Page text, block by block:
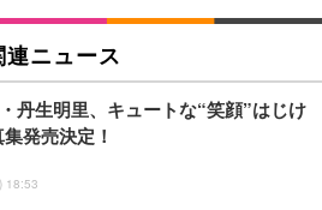
オフィスチェア／デスクチェア メッシ
間工学 疲れない ブラック
ィスチェア デスクチェア 疲れない テレ
強化バックレスト 30度ロッキング機
椅子 腰サポート 90度跳ね上げ式アーム
ス向けプレミアムモニター | FlexScan
ゲーミングモニター DualSense 充電
CFI-ZDM1J）
シック ペットシーツ 厚型 ワイド 42枚
ホワイト(吸収面:ライトブルー)
イフ ネオ・オムツ L 中型犬用 26枚入
連ニュース
丹生明里、キュートな“笑顔”はじけ
発売決定！
18:53